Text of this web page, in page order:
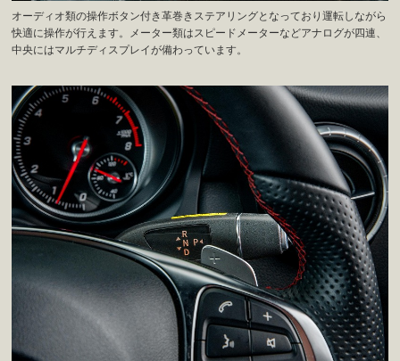
オーディオ類の操作ボタン付き革巻きステアリングとなっており運転しながら
快適に操作が行えます。メーター類はスピードメーターなどアナログが四連、
中央にはマルチディスプレイが備わっています。